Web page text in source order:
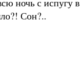
ночь с испугу
Сон?..